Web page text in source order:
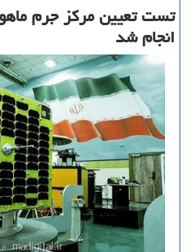
تست تعیین مركز جرم
انجام شد